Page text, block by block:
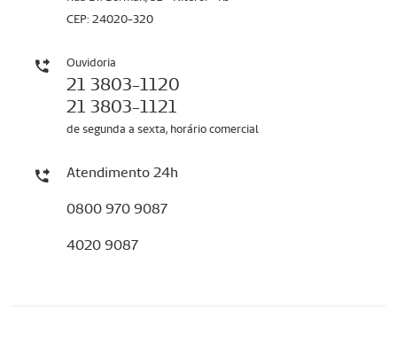
CEP: 24020-320
Ouvidoria
21 3803-1120
21 3803-1121
de segunda a sexta, horário comercial
Atendimento 24h
0800 970 9087
4020 9087